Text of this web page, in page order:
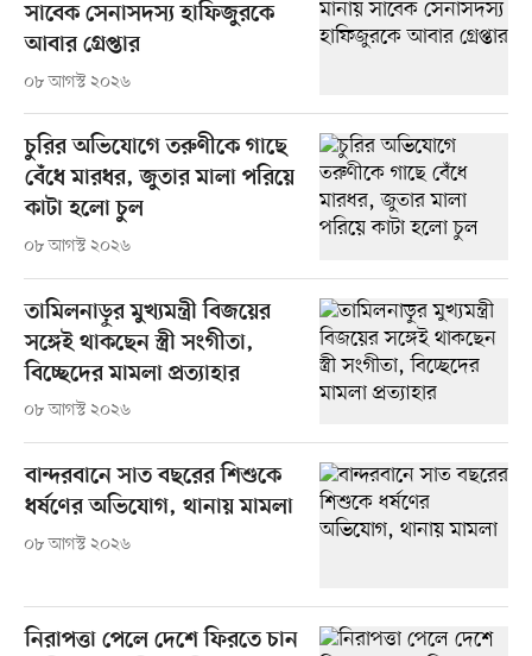
সাবেক সেনাসদস্য হাফিজুরকে
আবার গ্রেপ্তার
০৮ আগস্ট ২০২৬
চুরির অভিযোগে তরুণীকে গাছে
বেঁধে মারধর, জুতার মালা পরিয়ে
কাটা হলো চুল
০৮ আগস্ট ২০২৬
তামিলনাড়ুর মুখ্যমন্ত্রী বিজয়ের
সঙ্গেই থাকছেন স্ত্রী সংগীতা,
বিচ্ছেদের মামলা প্রত্যাহার
০৮ আগস্ট ২০২৬
বান্দরবানে সাত বছরের শিশুকে
ধর্ষণের অভিযোগ, থানায় মামলা
০৮ আগস্ট ২০২৬
নিরাপত্তা পেলে দেশে ফিরতে চান